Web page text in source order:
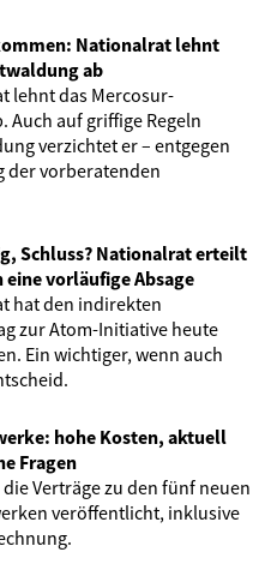
Nationalrat lehnt
ab
lehnt das Mercosur-
Auch auf griffige Regeln
verzichtet er – entgegen
der vorberatenden
Schluss? Nationalrat erteilt
vorläufige Absage
hat den indirekten
zur Atom-Initiative heute
Ein wichtiger, wenn auch
hohe Kosten, aktuell
Fragen
Verträge zu den fünf neuen
veröffentlicht, inklusive